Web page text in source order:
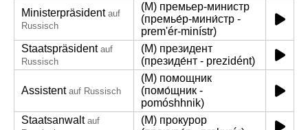
Ministerpräsident auf
Russisch
(M) премьер-министр
(премье́р-мини́стр -
prem'ér-minístr)
Staatspräsident auf
Russisch
(M) президент
(президе́нт - prezidént)
Assistent auf Russisch
(M) помощник
(помо́щник -
pomóshhnik)
Staatsanwalt auf
(M) прокурор